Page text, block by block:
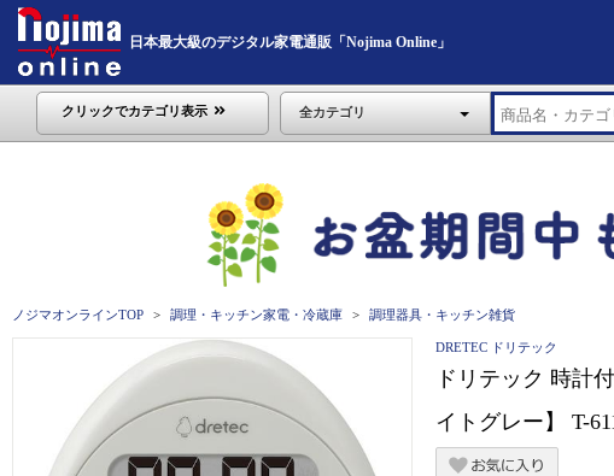
日本最大級のデジタル家電通販「Nojima Online」
クリックでカテゴリ表示 全カテゴリ
ノジマオンラインTOP 調理・キッチン家電・冷蔵庫 調理器具・キッチン雑貨
DRETEC ドリテック
ドリテック 時計
イトグレー】 T-